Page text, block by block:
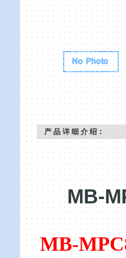
产 品 详 细 介 绍：
MB-
MB-